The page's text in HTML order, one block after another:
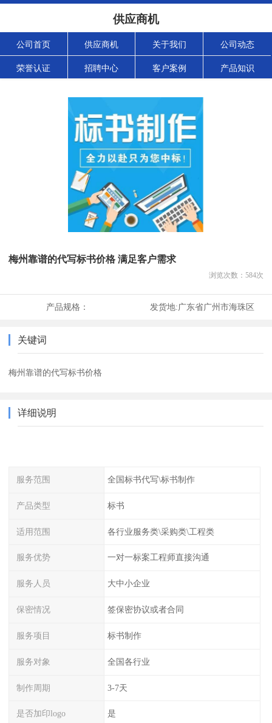
供应商机
公司首页 供应商机 关于我们 公司动态
荣誉认证 招聘中心 客户案例 产品知识
梅州靠谱的代写标书价格 满足客户需求
浏览次数： 584次
产品规格： 发货地:广东省广州市海珠区
关键词
梅州靠谱的代写标书价格
详细说明
服务范围 全国标书代写\标书制作
产品类型 标书
适用范围 各行业服务类\采购类\工程类
服务优势 一对一标案工程师直接沟通
服务人员 大中小企业
保密情况 签保密协议或者合同
服务项目 标书制作
服务对象 全国各行业
制作周期 3-7天
是否加印logo 是